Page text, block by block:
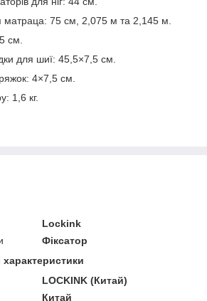
матраца: 75 см, 2,075 м та 2,145 м.
см.
для шиї: 45,5×7,5 см.
4×7,5 см.
1,6 кг.
Lockink
Фіксатор
LOCKINK (Китай)
Китай